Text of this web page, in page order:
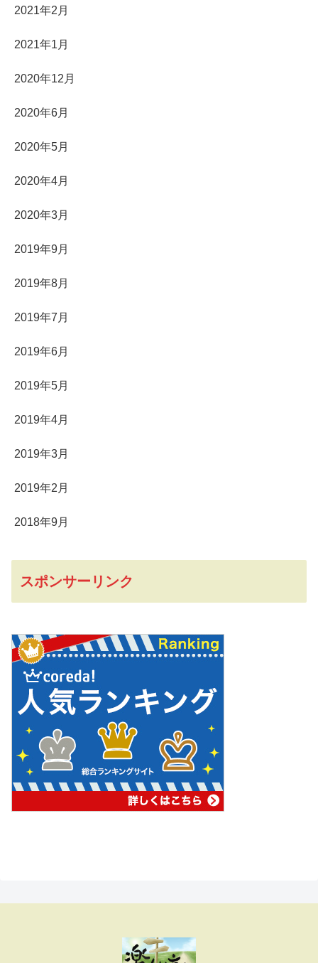
2021年2月
2021年1月
2020年12月
2020年6月
2020年5月
2020年4月
2020年3月
2019年9月
2019年8月
2019年7月
2019年6月
2019年5月
2019年4月
2019年3月
2019年2月
2018年9月
スポンサーリンク